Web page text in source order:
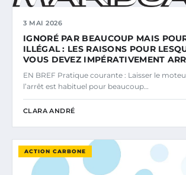
3 MAI 2026
IGNORÉ PAR BEAUCOUP MAIS
ILLÉGAL : LES RAISONS POUR
VOUS DEVEZ IMPÉRATIVEMENT
EN BREF Pratique courante : Laisser le
l’arrêt est habituel pour beaucoup…
CLARA ANDRÉ
ACTION CARBONE